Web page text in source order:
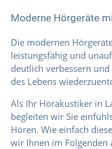
Moderne Hörgeräte
Die modernen
leistungsfähig und
deutlich verbessern
des Lebens
Als Ihr Hörakustiker in
begleiten wir Sie
Hören. Wie einfach
wir Ihnen im Folgenden